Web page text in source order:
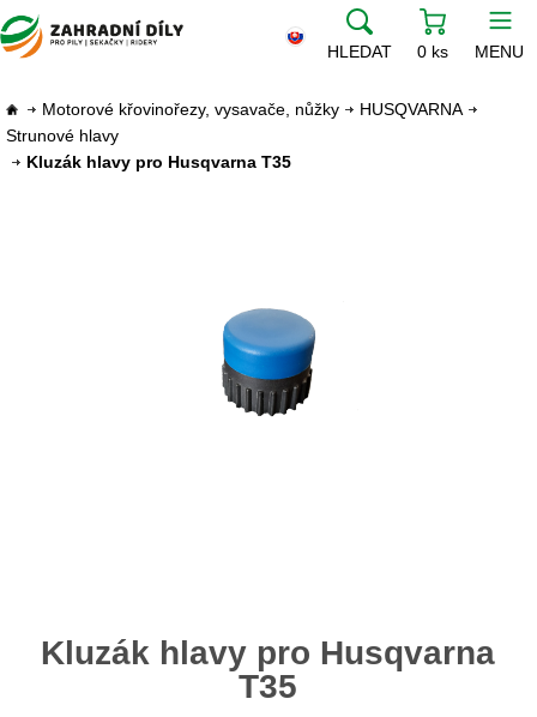
HLEDAT 0 ks MENU
Motorové křovinořezy, vysavače, nůžky
HUSQVARNA
Strunové hlavy
Kluzák hlavy pro Husqvarna T35
Kluzák hlavy pro Husqvarna
T35